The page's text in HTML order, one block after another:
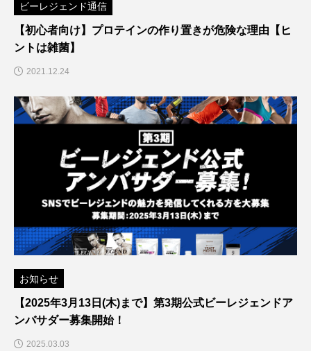
ビーレジェンド通信
【初心者向け】プロテインの作り置きが危険な理由【ヒ
ントは雑菌】
2021.12.24
お知らせ
【2025年3月13日(木)まで】第3期公式ビーレジェンドア
ンバサダー募集開始！
2025.03.03